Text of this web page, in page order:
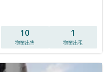
10
物業出售
1
物業出租